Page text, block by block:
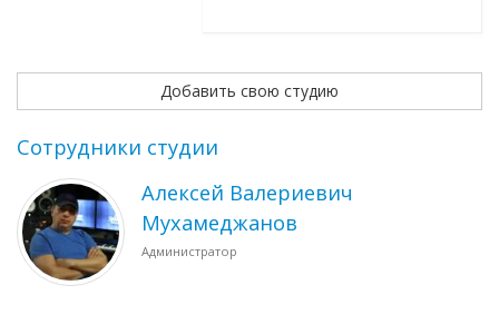
Добавить свою студию
Сотрудники студии
Алексей Валериевич
Мухамеджанов
Администратор